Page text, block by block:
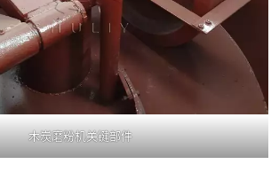
木炭磨粉机关键部件